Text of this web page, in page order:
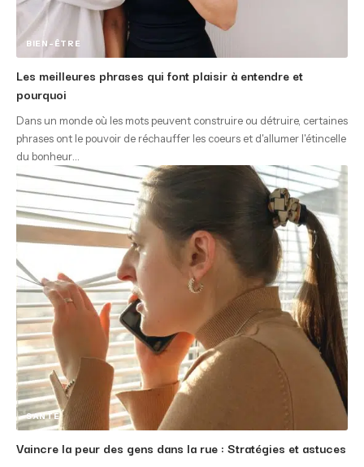
BIEN-ÊTRE
Les meilleures phrases qui font plaisir à entendre et
pourquoi
Dans un monde où les mots peuvent construire ou détruire, certaines
phrases ont le pouvoir de réchauffer les coeurs et d'allumer l'étincelle
du bonheur
SANTÉ
Vaincre la peur des gens dans la rue : Stratégies et astuces